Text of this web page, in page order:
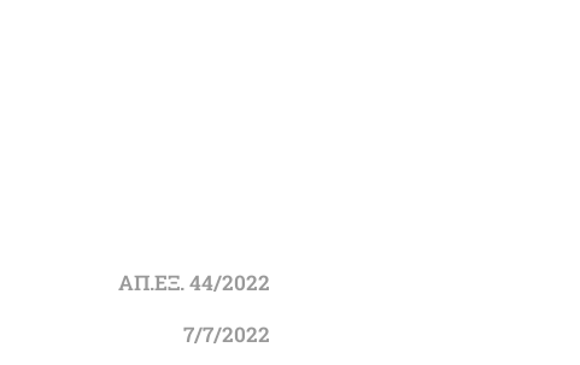
ΑΠ.ΕΞ. 44/2022
7/7/2022